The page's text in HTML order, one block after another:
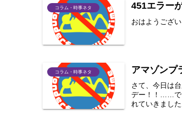
コラム・時事ネタ 451エラー
おはようござ
コラム・時事ネタ アマゾンプ
さて、今日は
デー！！……で
れていきまし